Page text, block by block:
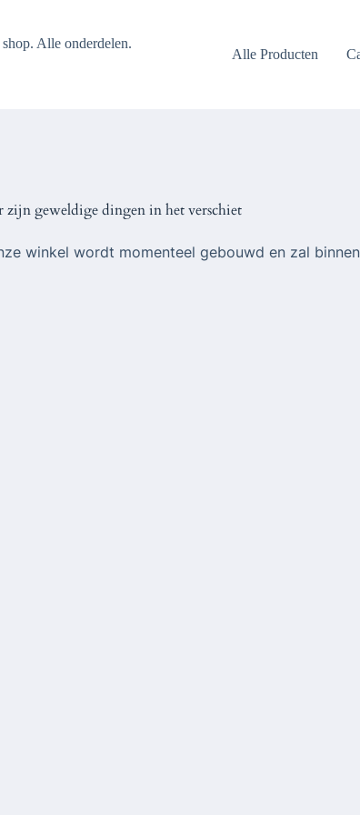
shop. Alle onderdelen.
Alle Producten
zijn geweldige dingen in het verschiet
winkel wordt momenteel gebouwd en zal